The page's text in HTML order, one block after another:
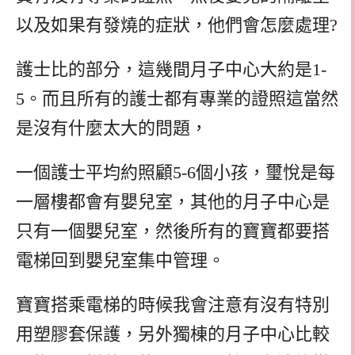
以及如果有發燒的症狀，他們會怎麼處理?
護士比的部分，這幾間月子中心大約是1-
5。而且所有的護士都有專業的證照這當然
是沒有什麼太大的問題，
一個護士平均約照顧5-6個小孩，璽悅是每
一層樓都會有嬰兒室，其他的月子中心是
只有一個嬰兒室，然後所有的寶寶都要搭
電梯回到嬰兒室集中管理。
寶寶搭乘電梯的時候我會注意有沒有特別
用塑膠套保護，另外獨棟的月子中心比較